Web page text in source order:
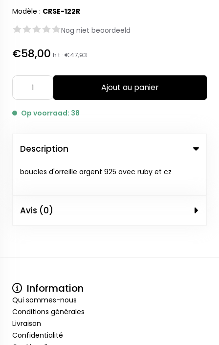
Modèle : CRSE-122R
Nog niet beoordeeld
€58,00 h.t : €47,93
Ajout au panier
Op voorraad: 38
Description
boucles d'orreille argent 925 avec ruby et cz
Avis (0)
Information
Qui sommes-nous
Conditions générales
Livraison
Confidentialité